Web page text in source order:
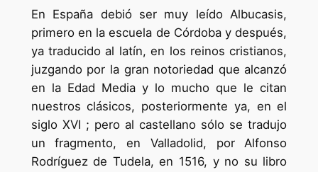
En España debió ser muy leído Albucasis,
primero en la escuela de Córdoba y después,
ya traducido al latín, en los reinos cristianos,
juzgando por la gran notoriedad que alcanzó
en la Edad Media y lo mucho que le citan
nuestros clásicos, posteriormente ya, en el
siglo XVI ; pero al castellano sólo se tradujo
un fragmento, en Valladolid, por Alfonso
Rodríguez de Tudela, en 1516, y no su libro